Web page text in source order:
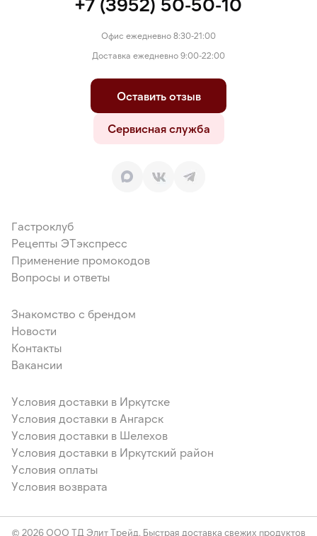
Офис ежедневно 8:30-21:00
Доставка ежедневно 9:00-22:00
Оставить отзыв
Сервисная служба
Гастроклуб
Рецепты ЭТэкспресс
Применение промокодов
Вопросы и ответы
Знакомство с брендом
Новости
Контакты
Вакансии
Условия доставки в Иркутске
Условия доставки в Ангарск
Условия доставки в Шелехов
Условия доставки в Иркутский район
Условия оплаты
Условия возврата
© 2026 ООО ТД Элит Трейд. Быстрая доставка свежих продуктов